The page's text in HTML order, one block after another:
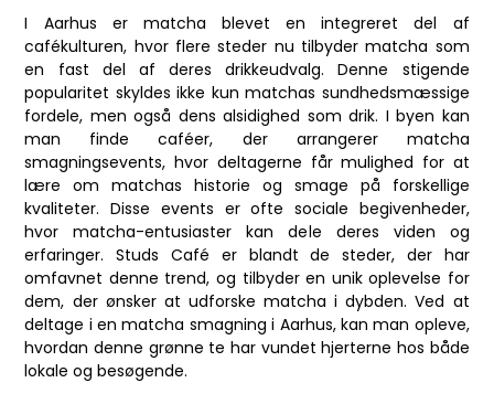
I Aarhus er matcha blevet en integreret del af
cafékulturen, hvor flere steder nu tilbyder matcha som
en fast del af deres drikkeudvalg. Denne stigende
popularitet skyldes ikke kun matchas sundhedsmæssige
fordele, men også dens alsidighed som drik. I byen kan
man finde caféer, der arrangerer matcha
smagningsevents, hvor deltagerne får mulighed for at
lære om matchas historie og smage på forskellige
kvaliteter. Disse events er ofte sociale begivenheder,
hvor matcha-entusiaster kan dele deres viden og
erfaringer. Studs Café er blandt de steder, der har
omfavnet denne trend, og tilbyder en unik oplevelse for
dem, der ønsker at udforske matcha i dybden. Ved at
deltage i en matcha smagning i Aarhus, kan man opleve,
hvordan denne grønne te har vundet hjerterne hos både
lokale og besøgende.